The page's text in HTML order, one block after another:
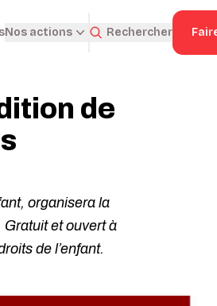
Nos actions Rechercher
de
organisera la
et ouvert à
de l’enfant.